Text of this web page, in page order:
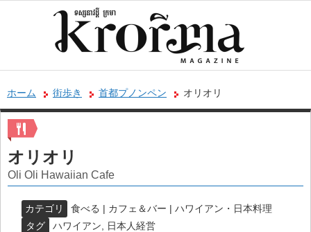
ホーム 街歩き 首都プノンペン オリオリ
オリオリ
Oli Oli Hawaiian Cafe
カテゴリ
食べる | カフェ＆バー | ハワイアン・日本料理
タグ
ハワイアン 日本人経営